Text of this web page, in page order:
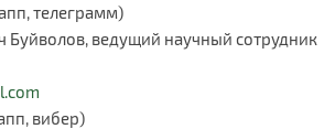
телеграмм)
Буйволов, ведущий научный сотрудник
вибер)